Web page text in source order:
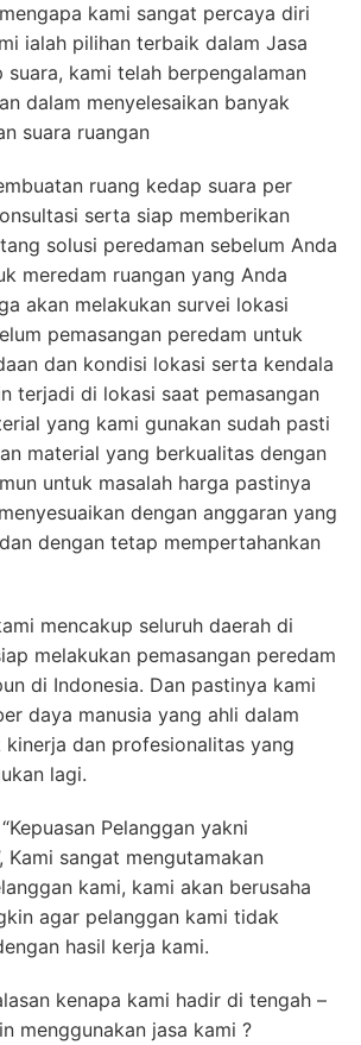
kami sangat percaya diri
ialah pilihan terbaik dalam Jasa
kami telah berpengalaman
dalam menyelesaikan banyak
suara ruangan
ruang kedap suara per
serta siap memberikan
solusi peredaman sebelum Anda
meredam ruangan yang Anda
akan melakukan survei lokasi
pemasangan peredam untuk
dan kondisi lokasi serta kendala
terjadi di lokasi saat pemasangan
yang kami gunakan sudah pasti
material yang berkualitas dengan
untuk masalah harga pastinya
dengan anggaran yang
dengan tetap mempertahankan
mencakup seluruh daerah di
melakukan pemasangan peredam
di Indonesia. Dan pastinya kami
daya manusia yang ahli dalam
kinerja dan profesionalitas yang
lagi.
Pelanggan yakni
Kami sangat mengutamakan
kami, kami akan berusaha
agar pelanggan kami tidak
hasil kerja kami.
kenapa kami hadir di tengah –
menggunakan jasa kami ?